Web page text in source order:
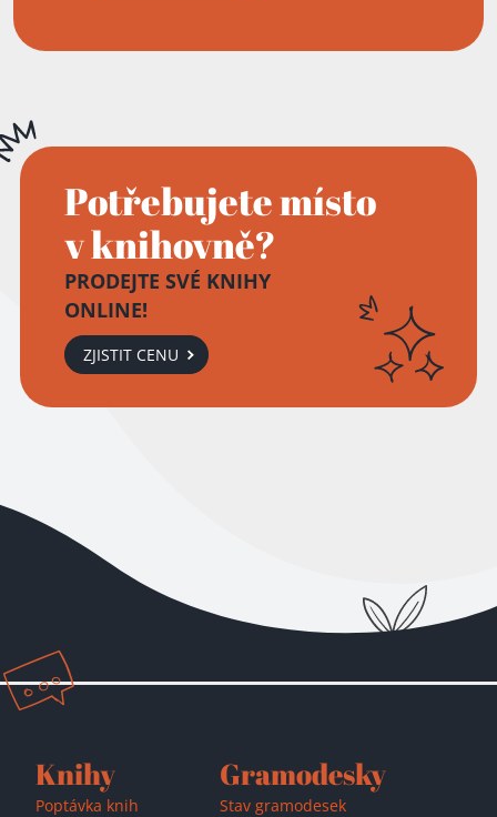
Potřebujete místo
v knihovně?
PRODEJTE SVÉ KNIHY
ONLINE!
ZJISTIT CENU
Přidáno do košíku!
Knihy
Poptávka knih
Gramodesky
Stav gramodesek